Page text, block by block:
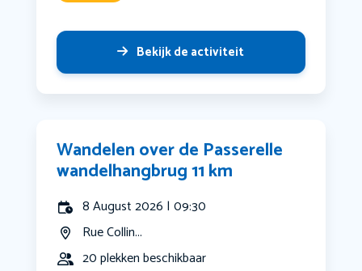
Bekijk de activiteit
Wandelen over de Passerelle
wandelhangbrug 11 km
8 August 2026 | 09:30
Rue Collin...
20 plekken beschikbaar